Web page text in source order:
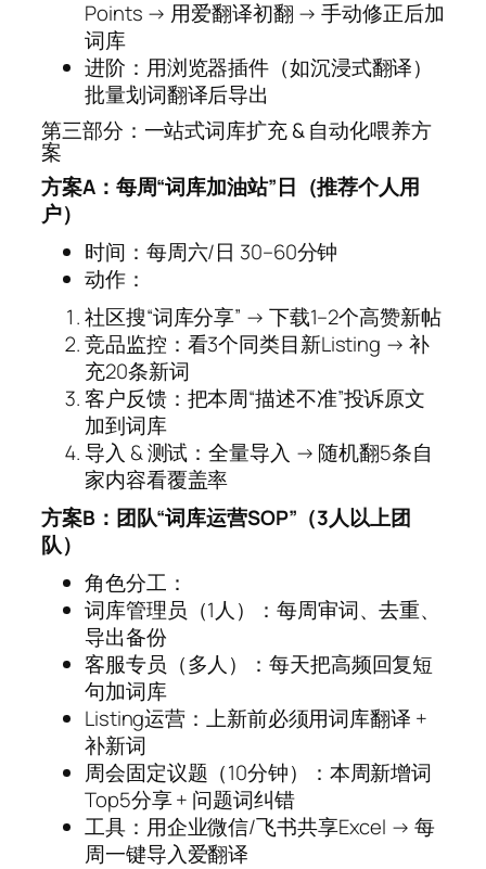
Points → 用爱翻译初翻 → 手动修正后加
词库
进阶：用浏览器插件（如沉浸式翻译）
批量划词翻译后导出
第三部分：一站式词库扩充 & 自动化喂养方
案
方案A：每周“词库加油站”日（推荐个人用
户）
时间：每周六/日 30–60分钟
动作：
社区搜“词库分享” → 下载1–2个高赞新帖
竞品监控：看3个同类目新Listing → 补
充20条新词
客户反馈：把本周“描述不准”投诉原文
加到词库
导入 & 测试：全量导入 → 随机翻5条自
家内容看覆盖率
方案B：团队“词库运营SOP”（3人以上团
队）
角色分工：
词库管理员（1人）：每周审词、去重、
导出备份
客服专员（多人）：每天把高频回复短
句加词库
Listing运营：上新前必须用词库翻译 +
补新词
周会固定议题（10分钟）：本周新增词
Top5分享 + 问题词纠错
工具：用企业微信/飞书共享Excel → 每
周一键导入爱翻译